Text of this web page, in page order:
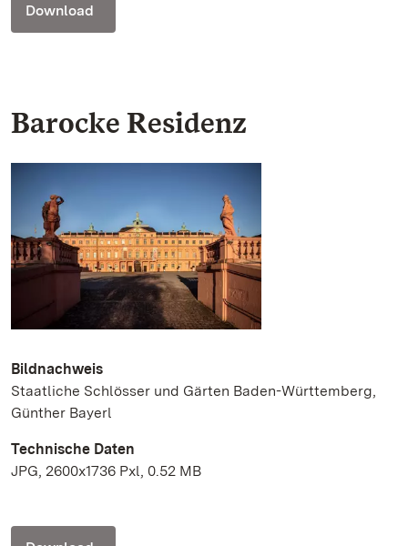
Download
Barocke Residenz
Bildnachweis
Staatliche Schlösser und Gärten Baden-Württemberg,
Günther Bayerl
Technische Daten
JPG, 2600x1736 Pxl, 0.52 MB